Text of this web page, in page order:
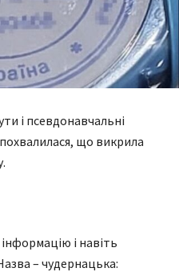
і псевдонавчальні
що викрила
і навіть
– чудернацька: